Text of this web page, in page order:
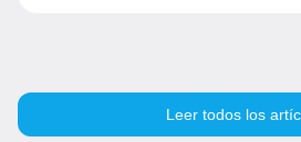
Leer todos los